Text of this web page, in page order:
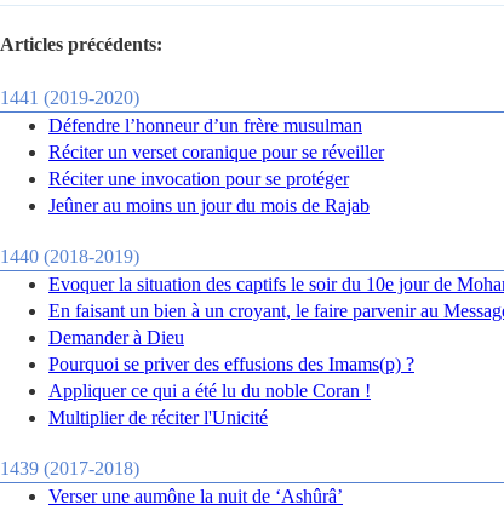
Articles précédents:
1441 (2019-2020)
Défendre l’honneur d’un frère musulman
Réciter un verset coranique pour se réveiller
Réciter une invocation pour se protéger
Jeûner au moins un jour du mois de Rajab
1440 (2018-2019)
Evoquer la situation des captifs le soir du 10e jour de
En faisant un bien à un croyant, le faire parvenir au
Demander à Dieu
Pourquoi se priver des effusions des Imams(p) ?
Appliquer ce qui a été lu du noble Coran !
Multiplier de réciter l'Unicité
1439 (2017-2018)
Verser une aumône la nuit de ‘Ashûrâ’